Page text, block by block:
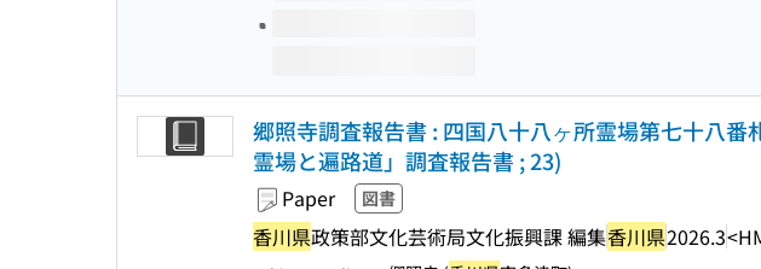
郷照寺調査報告書 : 四国八十八ヶ所霊場第七十八番
霊場と遍路道」調査報告書 ; 23)
Paper 図書
香川県政策部文化芸術局文化振興課 編集香川県2026.3